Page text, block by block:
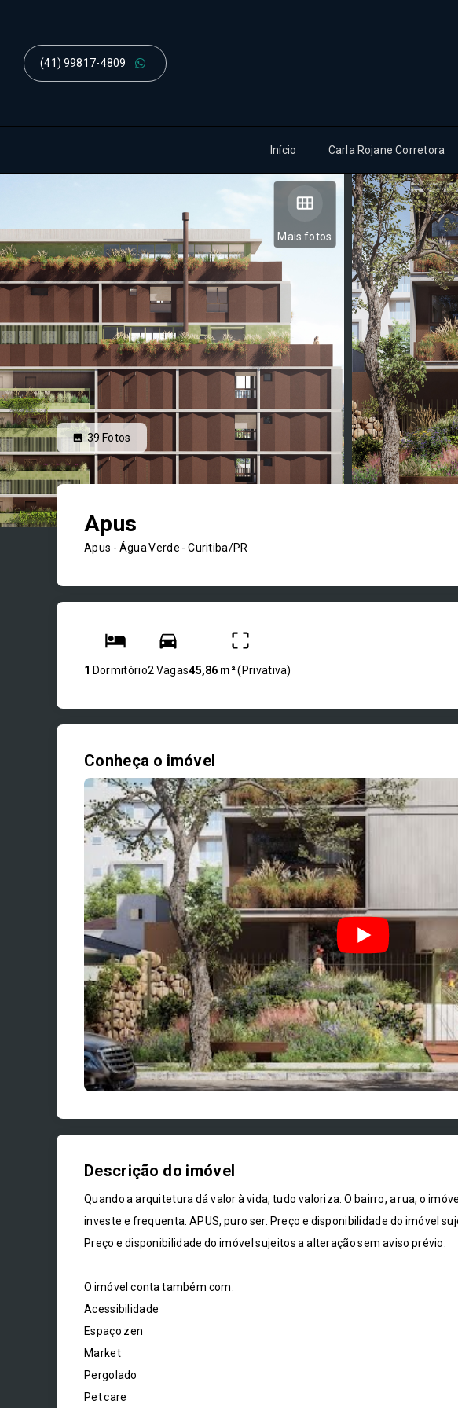
(41) 99817-4809
Início Carla Rojane Corretora
Mais fotos
39 Fotos
Apus
Apus - Água Verde - Curitiba/PR
1 Dormitório2 Vagas45,86 m²( Privativa)
Conheça o imóvel
Descrição do imóvel
Quando a arquitetura dá valor à vida, tudo valoriza. O bairro, a rua, o
investe e frequenta. APUS, puro ser. Preço e disponibilidade do imóvel
Preço e disponibilidade do imóvel sujeitos a alteração sem aviso prévio.
O imóvel conta também com:
Acessibilidade
Espaço zen
Market
Pergolado
Pet care